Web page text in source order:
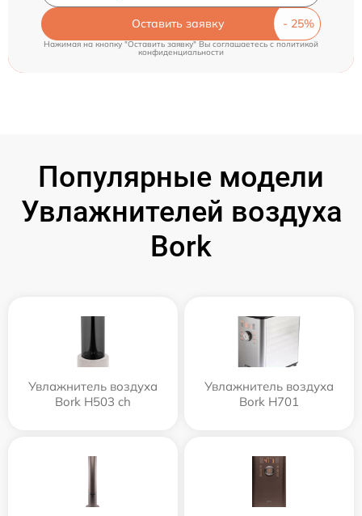
Оставить заявку
Нажимая на кнопку "Оставить заявку" Вы соглашаетесь cполитикой
конфиденциальности
Популярные модели
Увлажнителей воздуха
Bork
Увлажнитель воздуха
Bork H503 ch
Увлажнитель воздуха
Bork H701